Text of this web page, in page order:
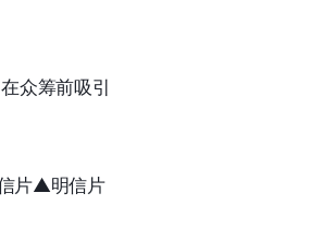
众筹前吸引
片▲明信片